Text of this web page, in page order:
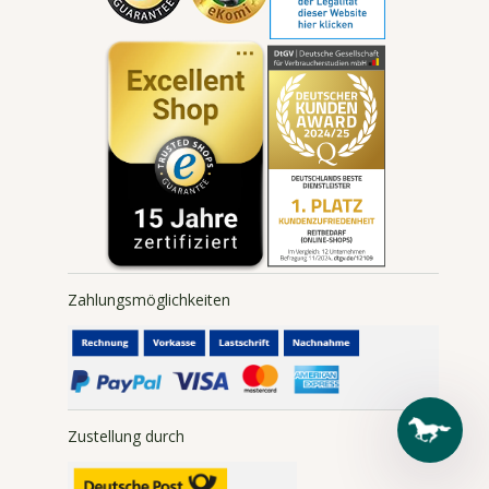
Zahlungsbedingungen
Widerruf absenden
Zahlungsmöglichkeiten
Zustellung durch